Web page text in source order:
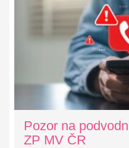
Pozor na
ZP MV ČR